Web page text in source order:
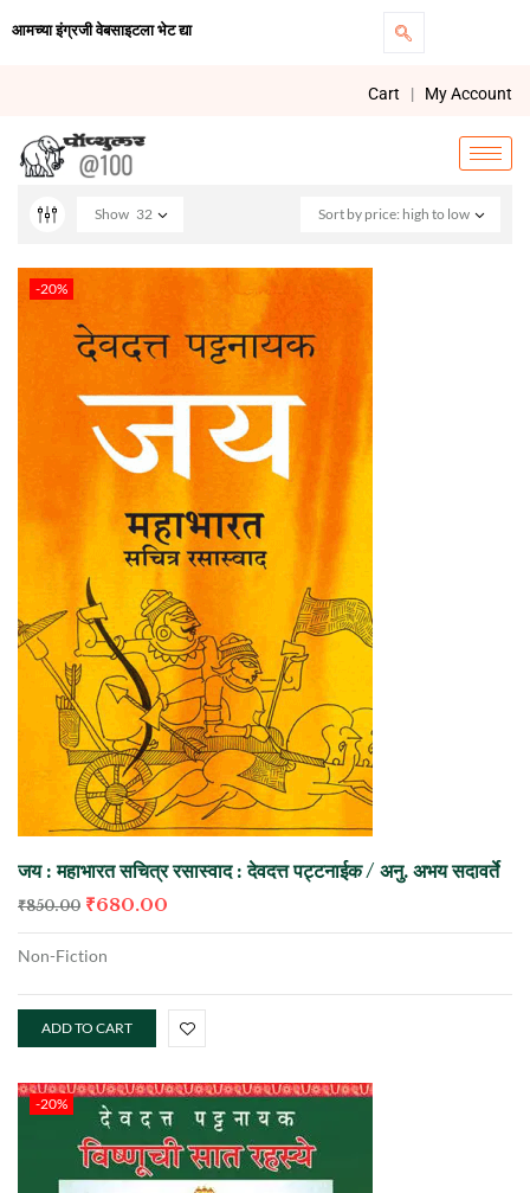
आमच्या इंग्रजी वेबसाइटला भेट द्या
Cart | My Account
Sort by price: high to low
Show 32
-20%
जय : महाभारत सचित्र रसास्वाद : देवदत्त पट्टनाईक / अनु. अभय सदावर्ते
₹850.00 ₹680.00
Non-Fiction
ADD TO CART
-20%